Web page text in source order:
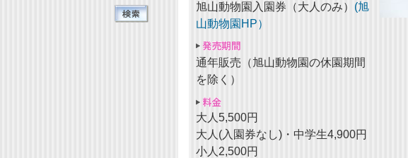
旭山動物園入園券（大人のみ） (旭
山動物園HP）
通年販売（旭山動物園の休園期間
を除く）
大人5,500円
大人(入園券なし)・中学生4,900円
小人2,500円